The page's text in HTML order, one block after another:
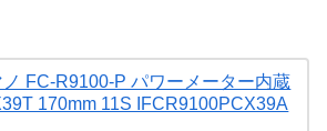
ノ FC-R9100-P パワーメーター内蔵
170mm 11S IFCR9100PCX39A